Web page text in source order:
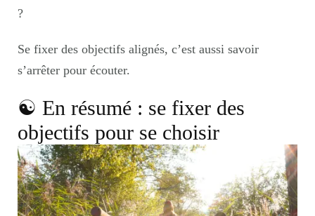
?
Se fixer des objectifs alignés, c’est aussi savoir
s’arrêter pour écouter.
☯︎ En résumé : se fixer des
objectifs pour se choisir